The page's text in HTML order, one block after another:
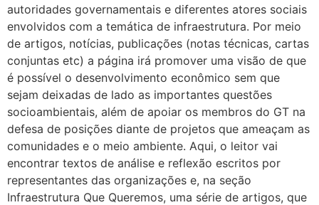
autoridades governamentais e diferentes atores sociais
envolvidos com a temática de infraestrutura. Por meio
de artigos, notícias, publicações (notas técnicas, cartas
conjuntas etc) a página irá promover uma visão de que
é possível o desenvolvimento econômico sem que
sejam deixadas de lado as importantes questões
socioambientais, além de apoiar os membros do GT na
defesa de posições diante de projetos que ameaçam as
comunidades e o meio ambiente. Aqui, o leitor vai
encontrar textos de análise e reflexão escritos por
representantes das organizações e, na seção
Infraestrutura Que Queremos, uma série de artigos, que